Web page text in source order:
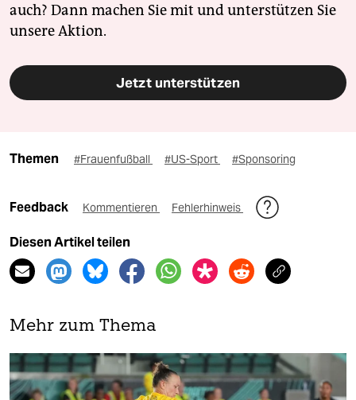
auch? Dann machen Sie mit und unterstützen Sie
unsere Aktion.
Jetzt unterstützen
Themen #Frauenfußball #US-Sport #Sponsoring
Feedback Kommentieren Fehlerhinweis
Diesen Artikel teilen
Mehr zum Thema